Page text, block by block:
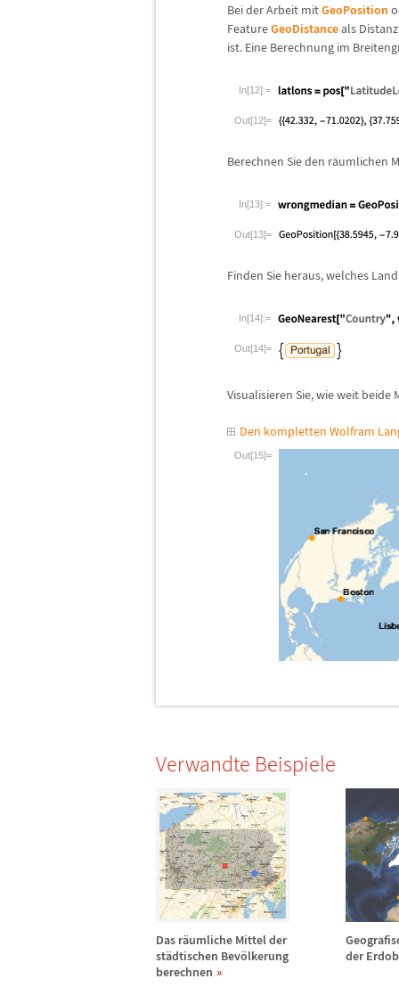
Bei der Arbeit mitGeoPosition
FeatureGeoDistanceals
ist. Eine Berechnung im
In[12]:=
Out[12]=
Berechnen Sie den räumlichen
In[13]:=
Out[13]=
Finden Sie heraus, welches
In[14]:=
Out[14]=
Visualisieren Sie, wie weit
Den kompletten Wolfram
Out[15]=
Verwandte Beispiele
Das räumliche Mittel der
städtischen Bevölkerung
berechnen
der